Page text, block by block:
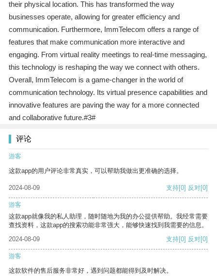
their physical location. This has transformed the way
businesses operate, allowing for greater efficiency and
communication. Furthermore, ImmTelecom offers a range of
features that make communication more interactive and
engaging. From virtual reality meetings to real-time messaging,
this technology is reshaping the way we connect with others.
Overall, ImmTelecom is a game-changer in the world of
communication technology. Its virtual presence capabilities and
innovative features are paving the way for a more connected
and collaborative future.#3#
评论
游客
这款app的用户评论非常真实，可以帮助我做出更准确的选择。
2024-08-09 支持[0] 反对[0]
游客
这款app就像我的私人助理，随时随地为我的办公提供帮助。我经常需要
查找资料，这款app的搜索功能非常强大，能够快速找到我需要的信息。
2024-08-09
支持[0] 反对[0]
游客
这款软件的售后服务非常好，遇到问题都能得到及时解决。